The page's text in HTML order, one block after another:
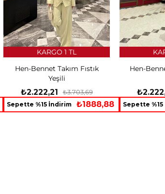
Hen-Bennet Takım Fıstık
Yeşili
₺2.222,21 ₺3.703,69
Sepette %15 İndirim ₺1888,88
KARGO 1 TL
Hen-
Sepette